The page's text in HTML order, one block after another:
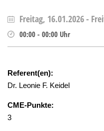
Freitag, 16.01.2026-
00:00 - 00:00 Uhr
Referent(en):
Dr. Leonie F. Keidel
CME-Punkte:
3